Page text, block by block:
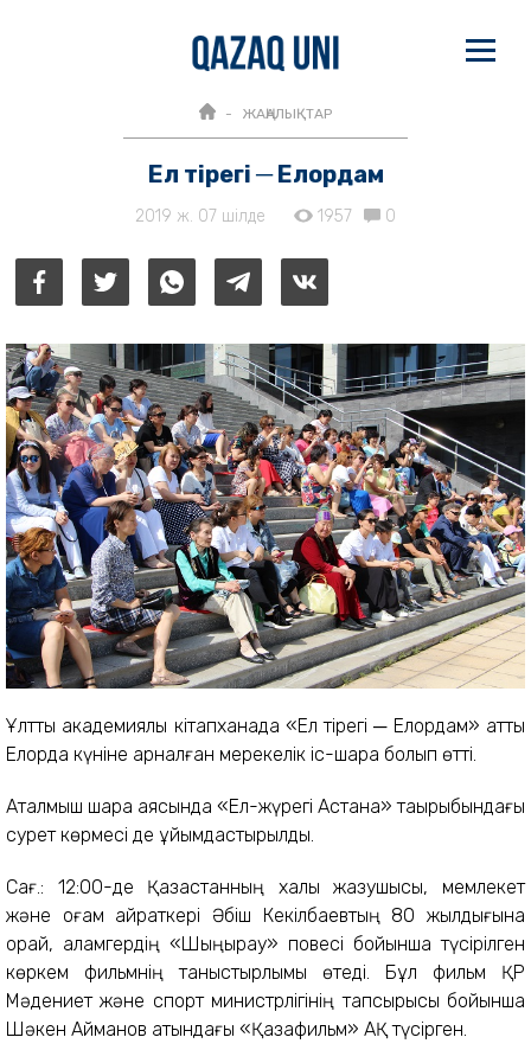
ЖАҢАЛЫҚТАР
Ел тірегі ─ Елордам
2019 ж. 07 шілде 1957 0
Ұлттық академиялық кітапханада «Ел тірегі ─ Елордам» атты
Елорда күніне арналған мерекелік іс-шара болып өтті.
Аталмыш шара аясында «Ел-жүрегі Астана» тақырыбындағы
сурет көрмесі де ұйымдастырылды.
Сағ.: 12:00-де Қазақстанның халық жазушысы, мемлекет
және қоғам қайраткері Әбіш Кекілбаевтың 80 жылдығына
орай, қаламгердің «Шыңырау» повесі бойынша түсірілген
көркем фильмнің таныстырлымы өтеді. Бұл фильм ҚР
Мәдениет және спорт министрлігінің тапсырысы бойынша
Шәкен Айманов атындағы «Қазақфильм» АҚ түсірген.